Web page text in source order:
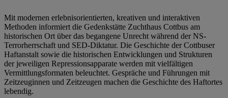
Mit modernen erlebnisorientierten, kreativen und interaktiven
Methoden informiert die Gedenkstätte Zuchthaus Cottbus am
historischen Ort über das begangene Unrecht während der NS-
Terrorherrschaft und SED-Diktatur. Die Geschichte der Cottbuser
Haftanstalt sowie die historischen Entwicklungen und Strukturen
der jeweiligen Repressionsapparate werden mit vielfältigen
Vermittlungsformaten beleuchtet. Gespräche und Führungen mit
Zeitzeuginnen und Zeitzeugen machen die Geschichte des Haftortes
lebendig.